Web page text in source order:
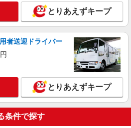
有無にかかわらず、固定残業代として支
時間を超える時間外労働分は法定どお
給します。 ※試用期間あり3ヶ月円〜
給 ★交通費別途支給（規定あり） ゜
・゜+゜・。○。・゜+゜ 入社祝い金10
(規定有) ゜・。○。・゜+゜・。○。・゜
佐賀市のsoftbankショップ
詳細を見る
とりあえずキープ
者送迎ドライバー
とりあえずキープ
条件で探す